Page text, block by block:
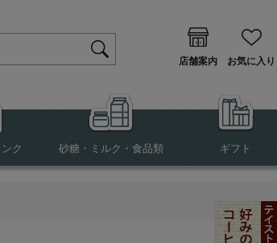
店舗案内
お気に入り
ク 砂糖・ミルク・食品類 ギフト